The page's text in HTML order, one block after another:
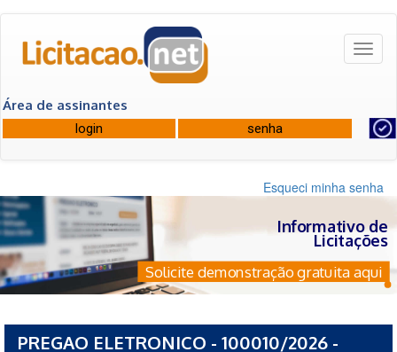
Área de assinantes
Esqueci minha senha
Informativo de
Licitações
Solicite demonstração gratuita aqui
PREGAO ELETRONICO - 100010/2026 -